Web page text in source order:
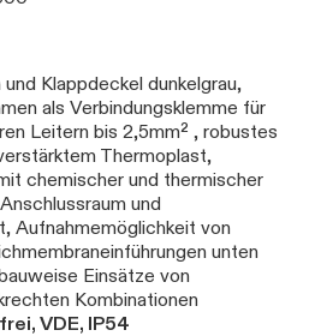
Klappdeckel dunkelgrau,
als Verbindungsklemme für
Leitern bis 2,5mm² , robustes
Thermoplast,
chemischer und thermischer
und
Aufnahmemöglichkeit von
unten
Einsätze von
Kombinationen
VDE, IP54